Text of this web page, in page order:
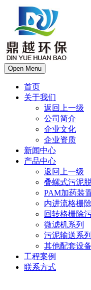
Open Menu
首页
关于我们
返回上一级
公司简介
企业文化
企业资质
新闻中心
产品中心
返回上一级
叠螺式污泥
PAM加药装
内进流格栅
回转格栅除
微滤机系列
污泥输送系列
其他配套设备
工程案例
联系方式